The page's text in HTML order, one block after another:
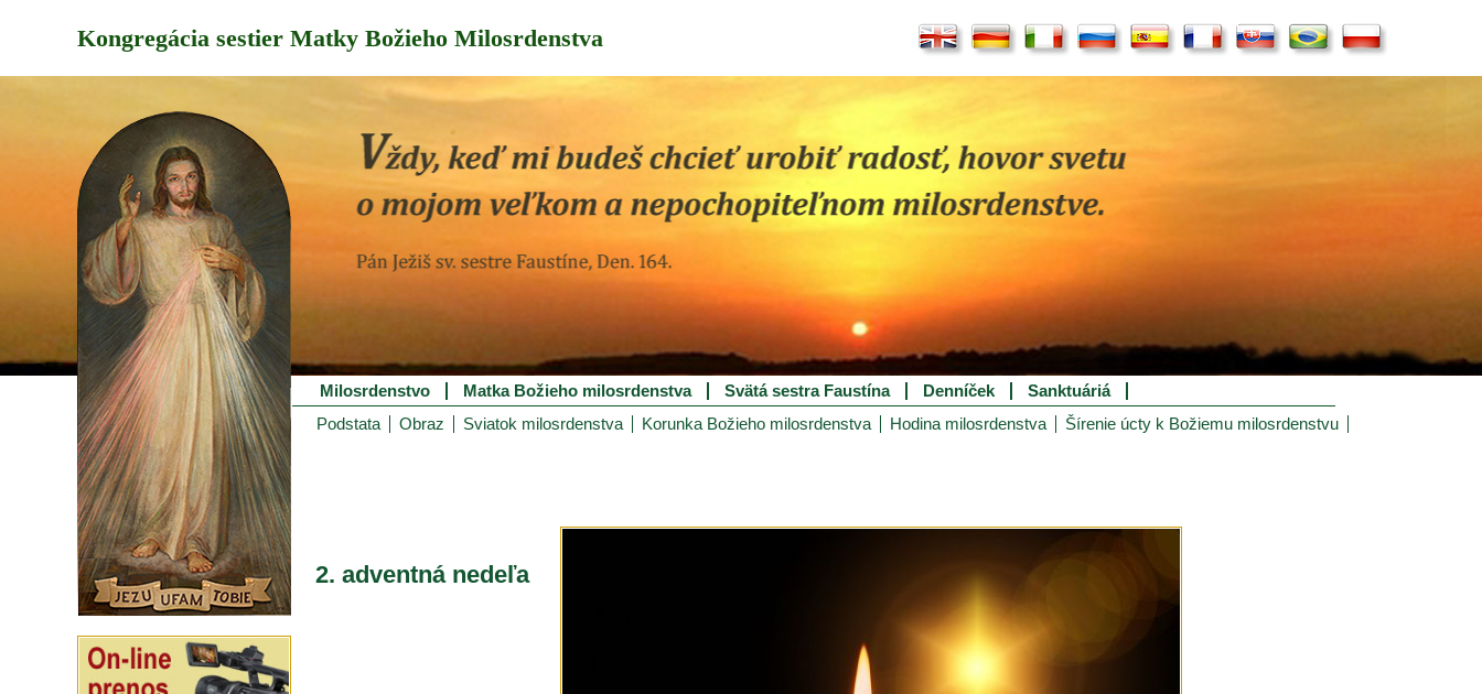
Kongregácia sestier Matky Božieho Milosrdenstva
Milosrdenstvo Matka Božieho milosrdenstva Svätá sestra Faustína Denníček
Sanktuáriá
Podstata
Obraz Sviatok milosrdenstva Korunka Božieho milosrdenstva Hodina milosrdenstva Šírenie úcty k Božiemu milosrdenstvu
2. adventná nedeľa